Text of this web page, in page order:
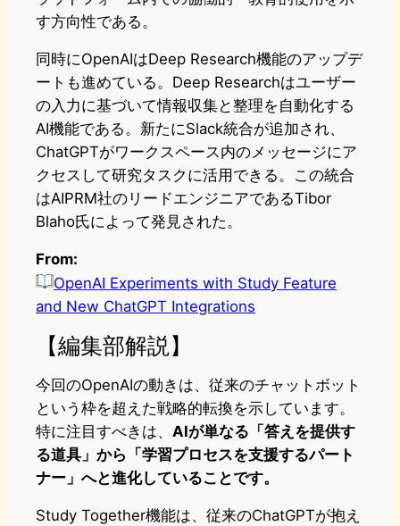
す方向性である。
同時にOpenAIはDeep Research機能のアップデ
ートも進めている。Deep Researchはユーザー
の入力に基づいて情報収集と整理を自動化する
AI機能である。新たにSlack統合が追加され、
ChatGPTがワークスペース内のメッセージにア
クセスして研究タスクに活用できる。この統合
はAIPRM社のリードエンジニアであるTibor
Blaho氏によって発見された。
From:
OpenAI Experiments with Study Feature
and New ChatGPT Integrations
【編集部解説】
今回のOpenAIの動きは、従来のチャットボット
という枠を超えた戦略的転換を示しています。
特に注目すべきは、 AIが単なる「答えを提供す
る道具」から「学習プロセスを支援するパート
ナー」へと進化していることです。
Study Together機能は、従来のChatGPTが抱え